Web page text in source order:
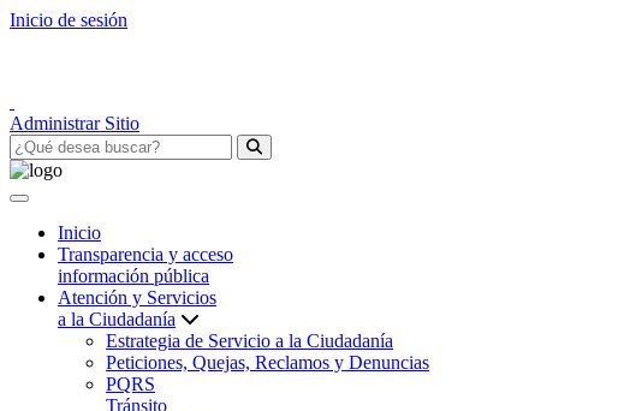
Inicio de sesión
Administrar Sitio
Inicio
Transparencia y acceso
información pública
Atención y Servicios
a la Ciudadanía
Estrategia de Servicio a la Ciudadanía
Peticiones, Quejas, Reclamos y Denuncias
PQRS
Tránsito